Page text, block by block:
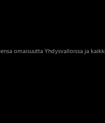
omaisuutta Yhdysvalloissa ja